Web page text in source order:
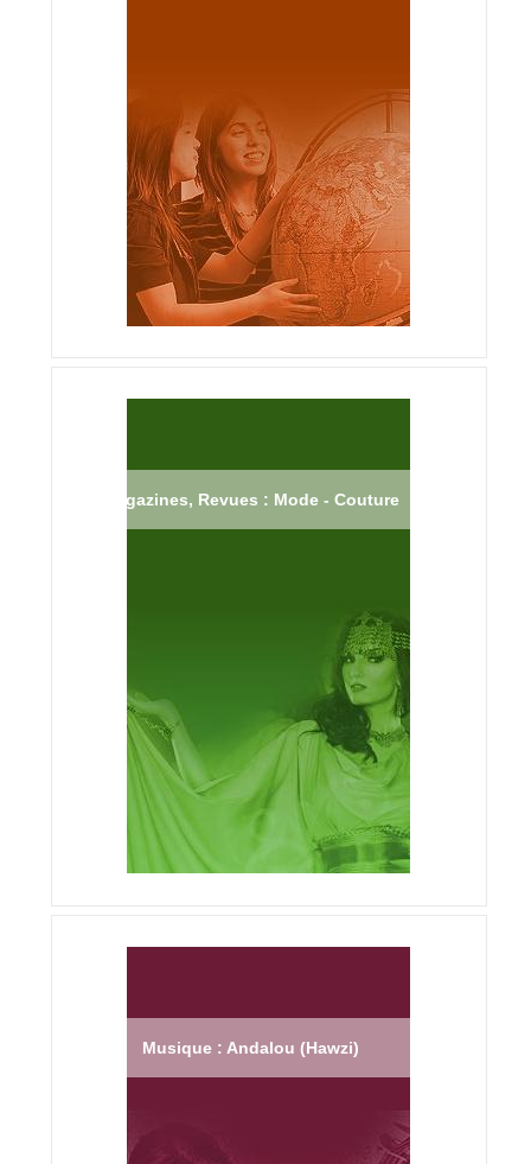
Magazines, Revues : Mode - Couture
Musique : Andalou (Hawzi)